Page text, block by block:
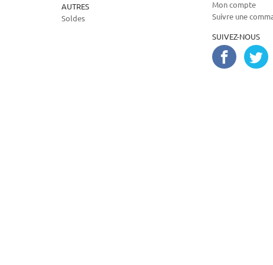
AUTRES
Soldes
Mon compte
Suivre une
SUIVEZ-NOUS